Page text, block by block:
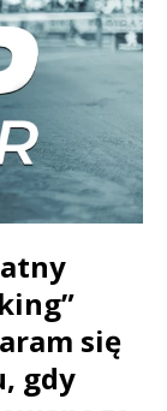
się
gdy